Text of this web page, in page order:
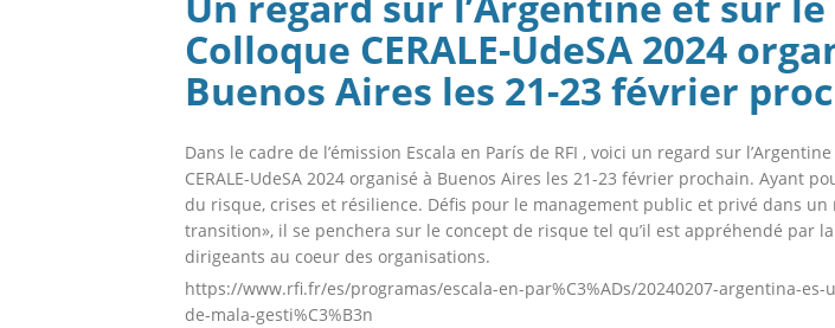
Colloque CERALE-UdeSA 2024
Buenos Aires les 21-23 février
Dans le cadre de l’émission Escala en París de RFI , voici un regard sur
CERALE-UdeSA 2024 organisé à Buenos Aires les 21-23 février prochain. Ayant
du risque, crises et résilience. Défis pour le management public et privé dans un
transition», il se penchera sur le concept de risque tel qu’il est appréhendé par
dirigeants au coeur des organisations.
https://www.rfi.fr/es/programas/escala-en-par%C3%ADs/20240207-argentina-
de-mala-gesti%C3%B3n